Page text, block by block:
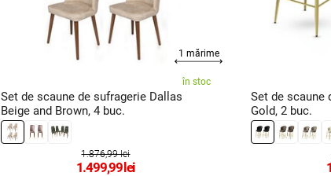
1 mărime
în stoc
Set de scaune de sufragerie Dallas
Beige and Brown, 4 buc.
1.876,99 lei
1.499,99lei
Set de scaune
Gold, 2 buc.